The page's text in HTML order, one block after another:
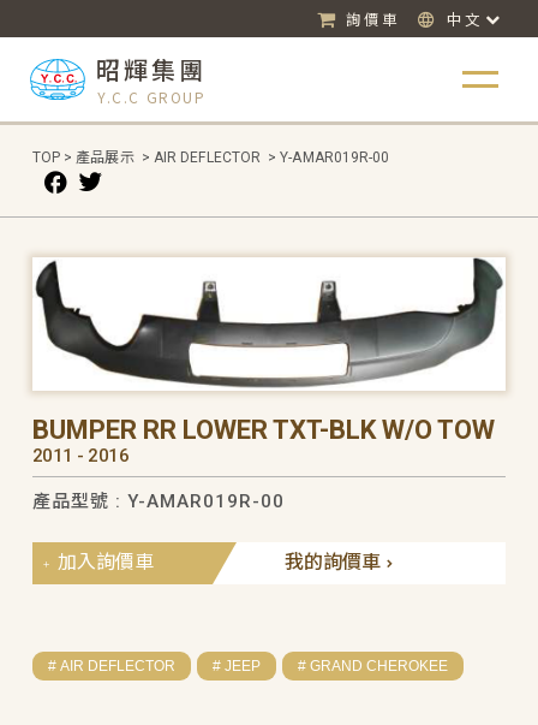
詢價車 中文
昭輝集團
Y.C.C GROUP
TOP > 產品展示 > AIR DEFLECTOR > Y-AMAR019R-00
BUMPER RR LOWER TXT-BLK W/O TOW
2011 - 2016
產品型號 : Y-AMAR019R-00
我的詢價車
加入詢價車
# AIR DEFLECTOR # JEEP # GRAND CHEROKEE